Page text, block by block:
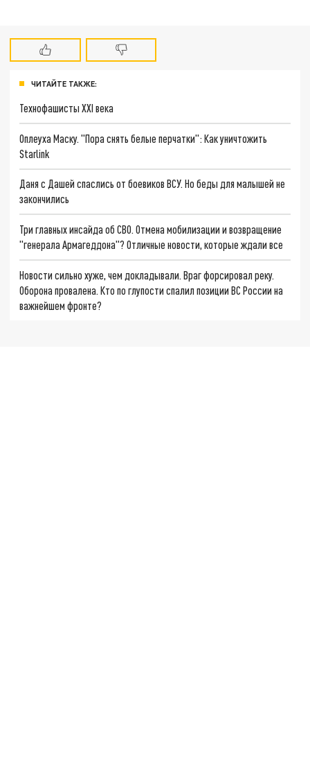
ЧИТАЙТЕ ТАКЖЕ:
Технофашисты XXI века
Оплеуха Маску. "Пора снять белые перчатки": Как уничтожить
Starlink
Даня с Дашей спаслись от боевиков ВСУ. Но беды для малышей не
закончились
Три главных инсайда об СВО. Отмена мобилизации и возвращение
"генерала Армагеддона"? Отличные новости, которые ждали все
Новости сильно хуже, чем докладывали. Враг форсировал реку.
Оборона провалена. Кто по глупости спалил позиции ВС России на
важнейшем фронте?